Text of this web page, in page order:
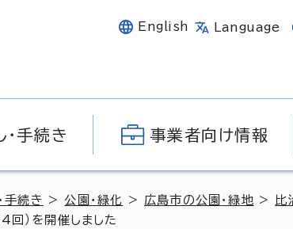
English Language
・手続き 事業者向け情報
手続き >公園・緑化 > 広島市の公園・緑地 > 比
回）を開催しました